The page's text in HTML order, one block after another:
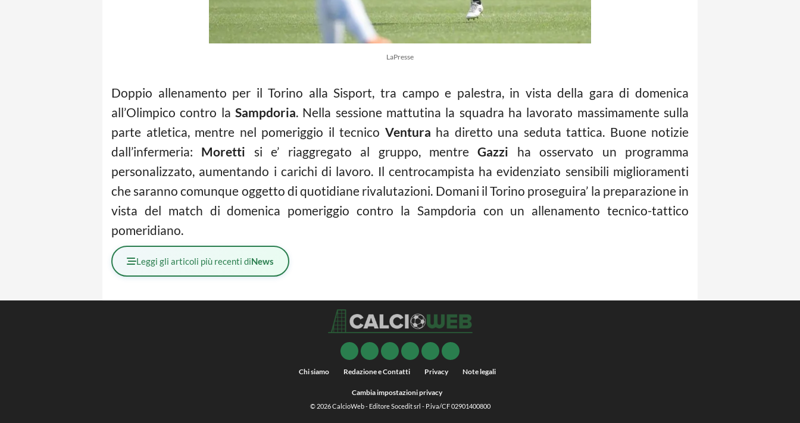
LaPresse
Doppio allenamento per il Torino alla Sisport, tra campo e palestra, in vista della gara di domenica
all’Olimpico contro la Sampdoria. Nella sessione mattutina la squadra ha lavorato massimamente sulla
parte atletica, mentre nel pomeriggio il tecnico Ventura ha diretto una seduta tattica. Buone notizie
dall’infermeria: Moretti si e’ riaggregato al gruppo, mentreGazzi ha osservato un programma
personalizzato, aumentando i carichi di lavoro. Il centrocampista ha evidenziato sensibili miglioramenti
che saranno comunque oggetto di quotidiane rivalutazioni. Domani il Torino proseguira’ la preparazione in
vista del match di domenica pomeriggio contro la Sampdoria con un allenamento tecnico-tattico
pomeridiano.
Leggi gli articoli più recenti diNews
Chi siamo Redazione e Contatti Privacy Note legali
Cambia impostazioni privacy
© 2026CalcioWeb- Editore Socedit srl - P.iva/CF 02901400800